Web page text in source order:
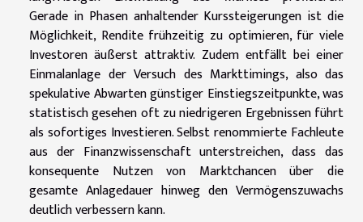
Gerade in Phasen anhaltender Kurssteigerungen ist die
Möglichkeit, Rendite frühzeitig zu optimieren, für viele
Investoren äußerst attraktiv. Zudem entfällt bei einer
Einmalanlage der Versuch des Markttimings, also das
spekulative Abwarten günstiger Einstiegszeitpunkte, was
statistisch gesehen oft zu niedrigeren Ergebnissen führt
als sofortiges Investieren. Selbst renommierte Fachleute
aus der Finanzwissenschaft unterstreichen, dass das
konsequente Nutzen von Marktchancen über die
gesamte Anlagedauer hinweg den Vermögenszuwachs
deutlich verbessern kann.